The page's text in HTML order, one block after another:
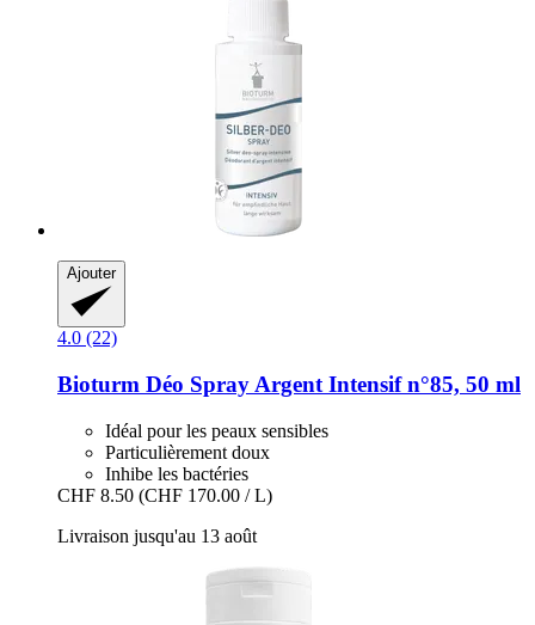
Ajouter
4.0 (22)
Bioturm Déo Spray Argent Intensif n°85, 50 ml
Idéal pour les peaux sensibles
Particulièrement doux
Inhibe les bactéries
CHF 8.50 (CHF 170.00 / L)
Livraison jusqu'au 13 août